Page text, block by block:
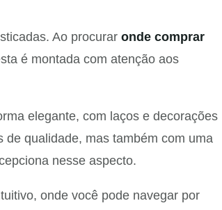
Ao procurar onde comprar
é montada com atenção aos
elegante, com laços e decorações
de qualidade, mas também com uma
nesse aspecto.
onde você pode navegar por